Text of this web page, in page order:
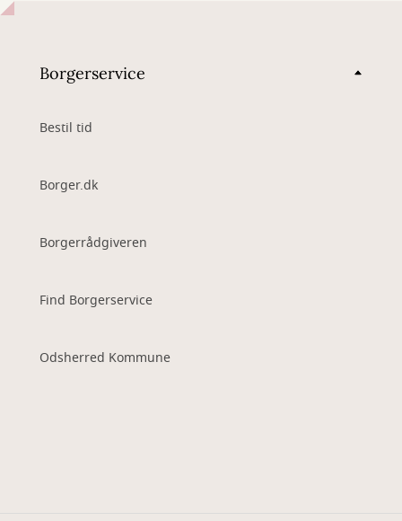
Borgerservice
Bestil tid
Borger.dk
Borgerrådgiveren
Find Borgerservice
Odsherred Kommune